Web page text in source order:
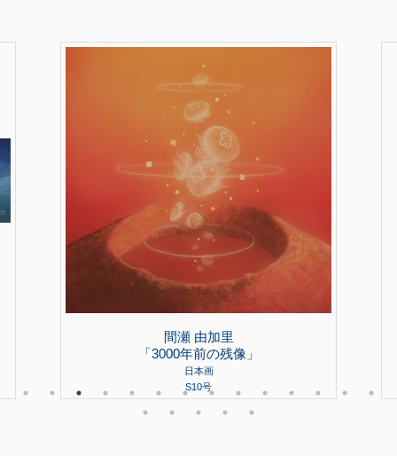
間瀬 由加里
「3000年前の残像」
日本画
S10号